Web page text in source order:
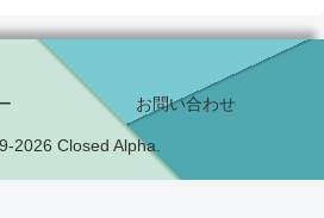
お問い合わせ
2026 Closed Alpha.